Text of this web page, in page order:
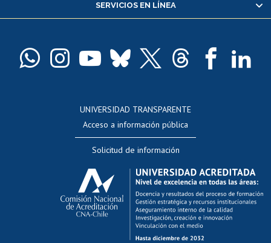
Pago de arancel y crédito alumnos
Docentes
Evaluación docente
Calificación académica
Postulación al AUCAI
Funcionarias/os
Cursos internos de capacitación
SERVICIOS EN LÍNEA
UNIVERSIDAD TRANSPARENTE
Acceso a información pública
Solicitud de información